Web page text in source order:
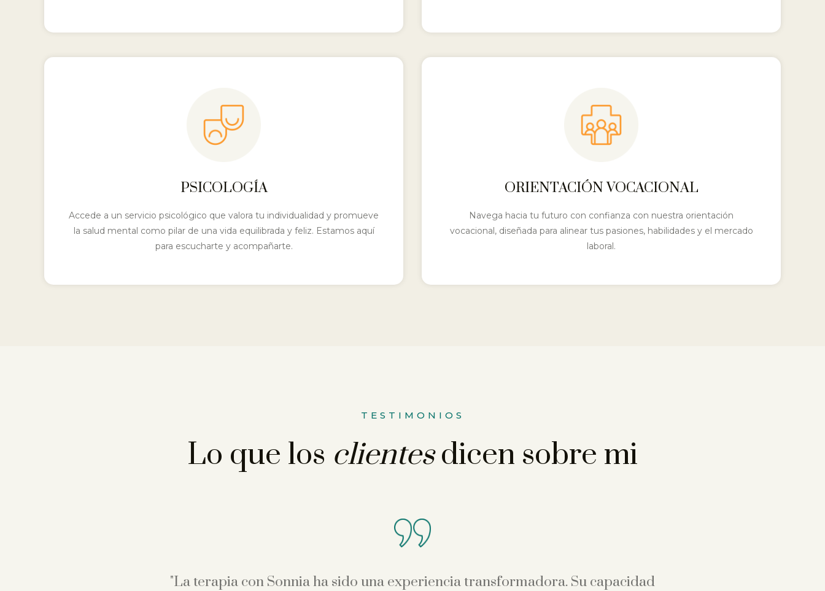
PSICOLOGÍA
Accede a un servicio psicológico que valora tu individualidad y promueve
la salud mental como pilar de una vida equilibrada y feliz. Estamos aquí
para escucharte y acompañarte.
ORIENTACIÓN VOCACIONAL
Navega hacia tu futuro con confianza con nuestra orientación
vocacional, diseñada para alinear tus pasiones, habilidades y el mercado
laboral.
TESTIMONIOS
Lo que los clientesdicen sobre mi
"La terapia con Sonnia ha sido una experiencia transformadora. Su capacidad